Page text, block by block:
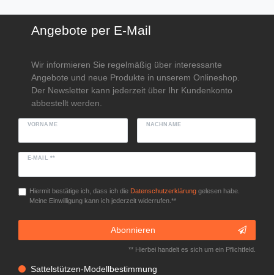
Angebote per E-Mail
Wir informieren Sie regelmäßig über interessante
Angebote und neue Produkte in unserem Onlineshop.
Der Newsletter kann jederzeit über Ihr Kundenkonto
abbestellt werden.
VORNAME NACHNAME
E-MAIL **
Hiermit bestätige ich, dass ich die Daten­schutz­erklärunggelesen habe.
Meine Einwilligung kann ich jederzeit widerrufen.**
Abonnieren
** Hierbei handelt es sich um ein Pflichtfeld.
Sattelstützen-Modellbestimmung